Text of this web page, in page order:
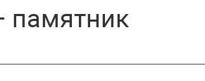
памятник